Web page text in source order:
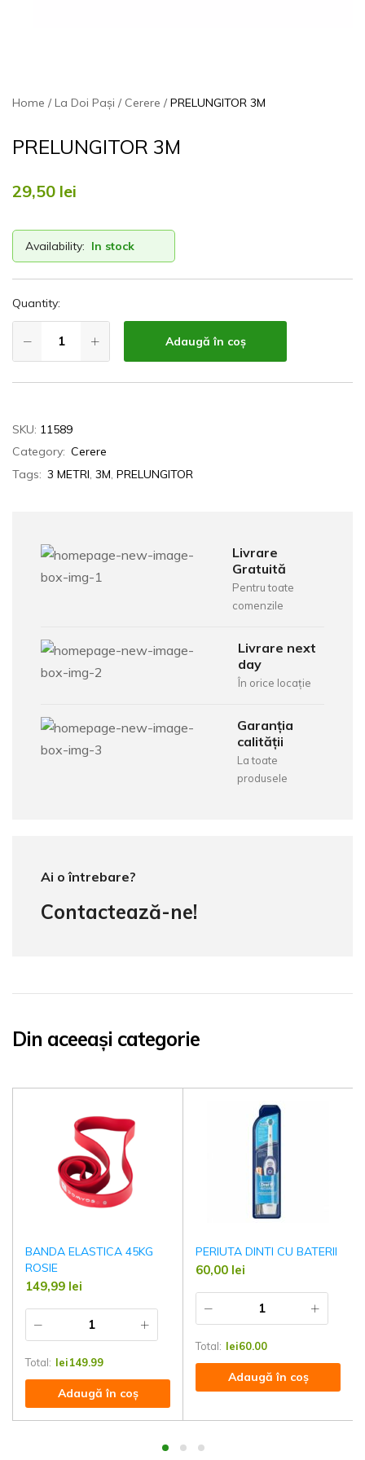
Home La Doi Pași Cerere PRELUNGITOR 3M
PRELUNGITOR 3M
29,50 lei
Availability: In stock
Quantity:
Adaugă în coș
SKU: 11589
Category: Cerere
Tags: 3 METRI, 3M, PRELUNGITOR
Livrare
Gratuită
Pentru toate
comenzile
Livrare next
day
În orice locație
Garanția
calității
La toate
produsele
Ai o întrebare?
Contactează-ne!
Din aceeași categorie
BANDA ELASTICA 45KG
ROSIE
149,99 lei
Total: lei149.99
Adaugă în coș
PERIUTA DINTI CU BATERII
60,00 lei
Total: lei60.00
Adaugă în coș